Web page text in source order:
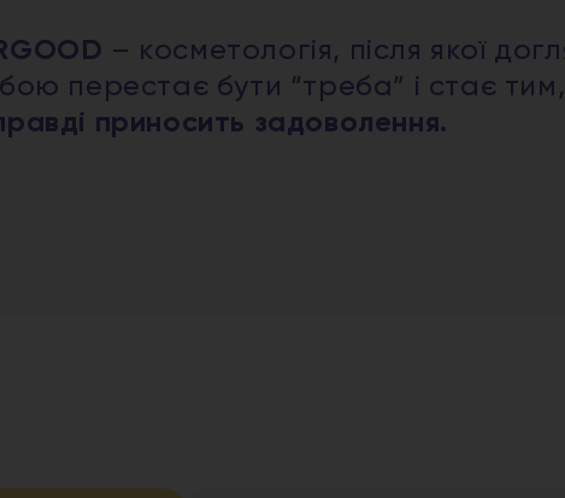
– косметологія, після якої
перестає бути “треба” і стає тим,
приносить задоволення.